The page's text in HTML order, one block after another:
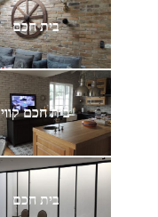
בית חכם
בית חכם קווי
בית חכם